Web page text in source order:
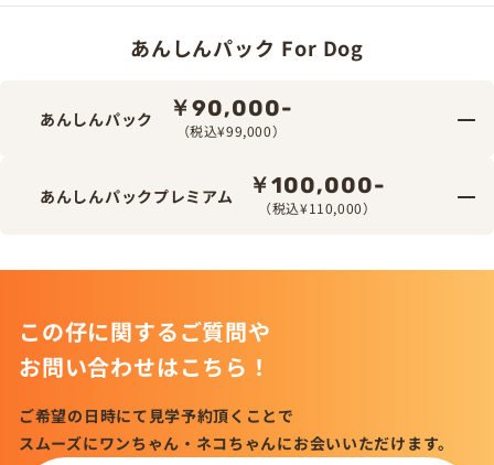
あんしんパック For Dog
あんしんパック ￥90,000-
（税込¥99,000）
あんしんパックプレミアム ￥100,000-
（税込¥110,000）
この仔に関するご質問や
お問い合わせはこちら！
ご希望の日時にて見学予約頂くことで
スムーズにワンちゃん・ネコちゃんにお会いいただけます。